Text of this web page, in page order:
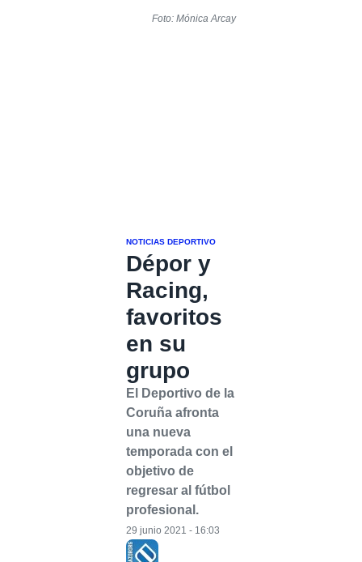
Foto: Mónica Arcay
NOTICIAS DEPORTIVO
Dépor y
Racing,
favoritos
en su
grupo
El Deportivo de la
Coruña afronta
una nueva
temporada con el
objetivo de
regresar al fútbol
profesional.
29 junio 2021 - 16:03